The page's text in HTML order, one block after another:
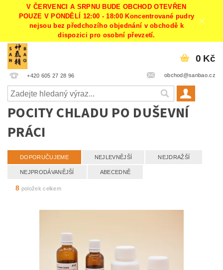
V ČERVENCI A SRPNU BUDE OBCHOD OTEVŘEN
POUZE V PONDĚLÍ 12:00 - 18:00 Koncentrované pudry
nejsou bez předchozího objednání v obchodě k
dispozici pro osobní převzetí.
+420 605 27 28 96 obchod@sanbao.cz
0 Kč
POCITY CHLADU PO DUŠEVNÍ
PRÁCI
DOPORUČUJEME NEJLEVNĚJŠÍ NEJDRAŽŠÍ
NEJPRODÁVANĚJŠÍ ABECEDNĚ
8 položek celkem